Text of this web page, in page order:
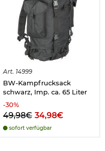
Art. 14999
BW-Kampfrucksack
schwarz, Imp. ca. 65 Liter
-30%
49,98€ 34,98€
sofort verfügbar